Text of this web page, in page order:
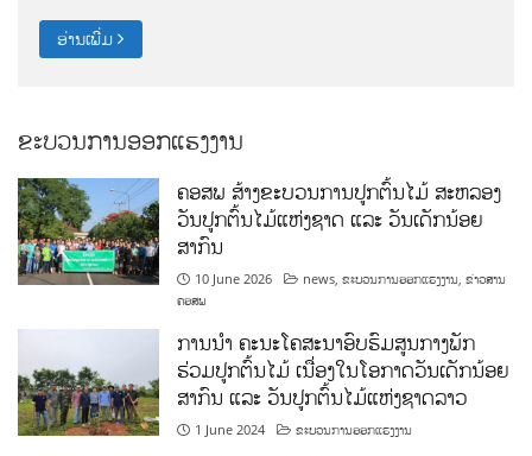
ອ່ານເພີ່ມ
ຂະບວນການອອກແຮງງານ
ຄອສພ ສ້າງຂະບວນການປູກຕົ້ນໄມ້ ສະຫລອງ
ວັນປູກຕົ້ນໄມ້ແຫ່ງຊາດ ແລະ ວັນເດັກນ້ອຍ
ສາກົນ
10 June 2026 news,ຂະບວນການອອກແຮງງານ,ຂ່າວສານ
ຄອສພ
ການນໍາ ຄະນະໂຄສະນາອົບຮົມສູນກາງພັກ
ຮ່ວມປູກຕົ້ນໄມ້ ເນື່ອງໃນໂອກາດວັນເດັກນ້ອຍ
ສາກົນ ແລະ ວັນປູກຕົ້ນໄມ້ແຫ່ງຊາດລາວ
1 June 2024 ຂະບວນການອອກແຮງງານ